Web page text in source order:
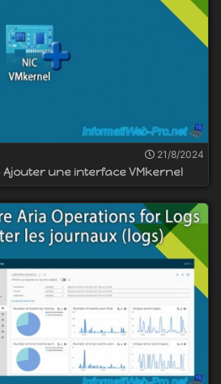
21/8/2024
Ajouter une interface VMkernel